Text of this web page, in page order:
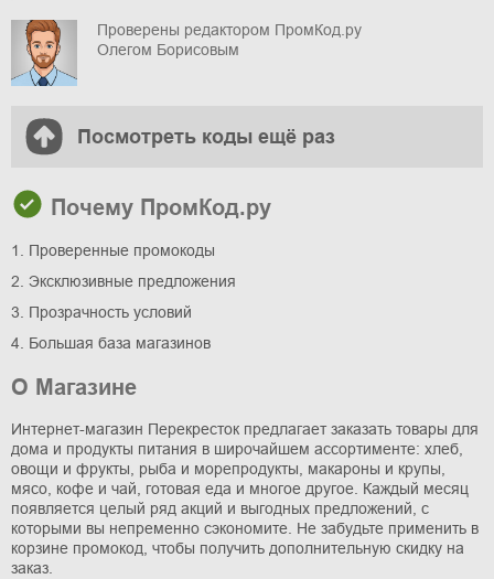
Проверены редактором ПромКод.ру
Олегом Борисовым
Посмотреть коды ещё раз
Почему ПромКод.ру
1. Проверенные промокоды
2. Эксклюзивные предложения
3. Прозрачность условий
4. Большая база магазинов
О Магазине
Интернет-магазин Перекресток предлагает заказать товары для
дома и продукты питания в широчайшем ассортименте: хлеб,
овощи и фрукты, рыба и морепродукты, макароны и крупы,
мясо, кофе и чай, готовая еда и многое другое. Каждый месяц
появляется целый ряд акций и выгодных предложений, с
которыми вы непременно сэкономите. Не забудьте применить в
корзине промокод, чтобы получить дополнительную скидку на
заказ.